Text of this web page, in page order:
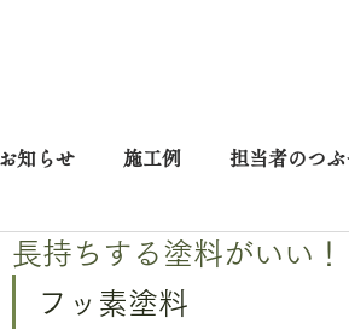
お知らせ 施工例 担当者のつぶ
長持ちする塗料がいい！
フッ素塗料